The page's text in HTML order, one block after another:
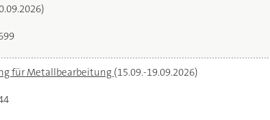
für Metallbearbeitung(15.09.-19.09.2026)